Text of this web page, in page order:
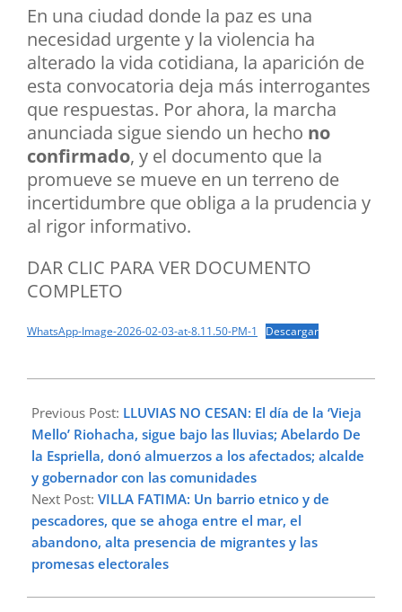
En una ciudad donde la paz es una
necesidad urgente y la violencia ha
alterado la vida cotidiana, la aparición de
esta convocatoria deja más interrogantes
que respuestas. Por ahora, la marcha
anunciada sigue siendo un hecho no
confirmado, y el documento que la
promueve se mueve en un terreno de
incertidumbre que obliga a la prudencia y
al rigor informativo.
DAR CLIC PARA VER DOCUMENTO
COMPLETO
WhatsApp-Image-2026-02-03-at-8.11.50-PM-1 Descargar
02-
03
Previous Post: LLUVIAS NO CESAN: El día de la ‘Vieja
Mello’ Riohacha, sigue bajo las lluvias; Abelardo De
la Espriella, donó almuerzos a los afectados; alcalde
y gobernador con las comunidades
Next Post: VILLA FATIMA: Un barrio etnico y de
pescadores, que se ahoga entre el mar, el
abandono, alta presencia de migrantes y las
promesas electorales